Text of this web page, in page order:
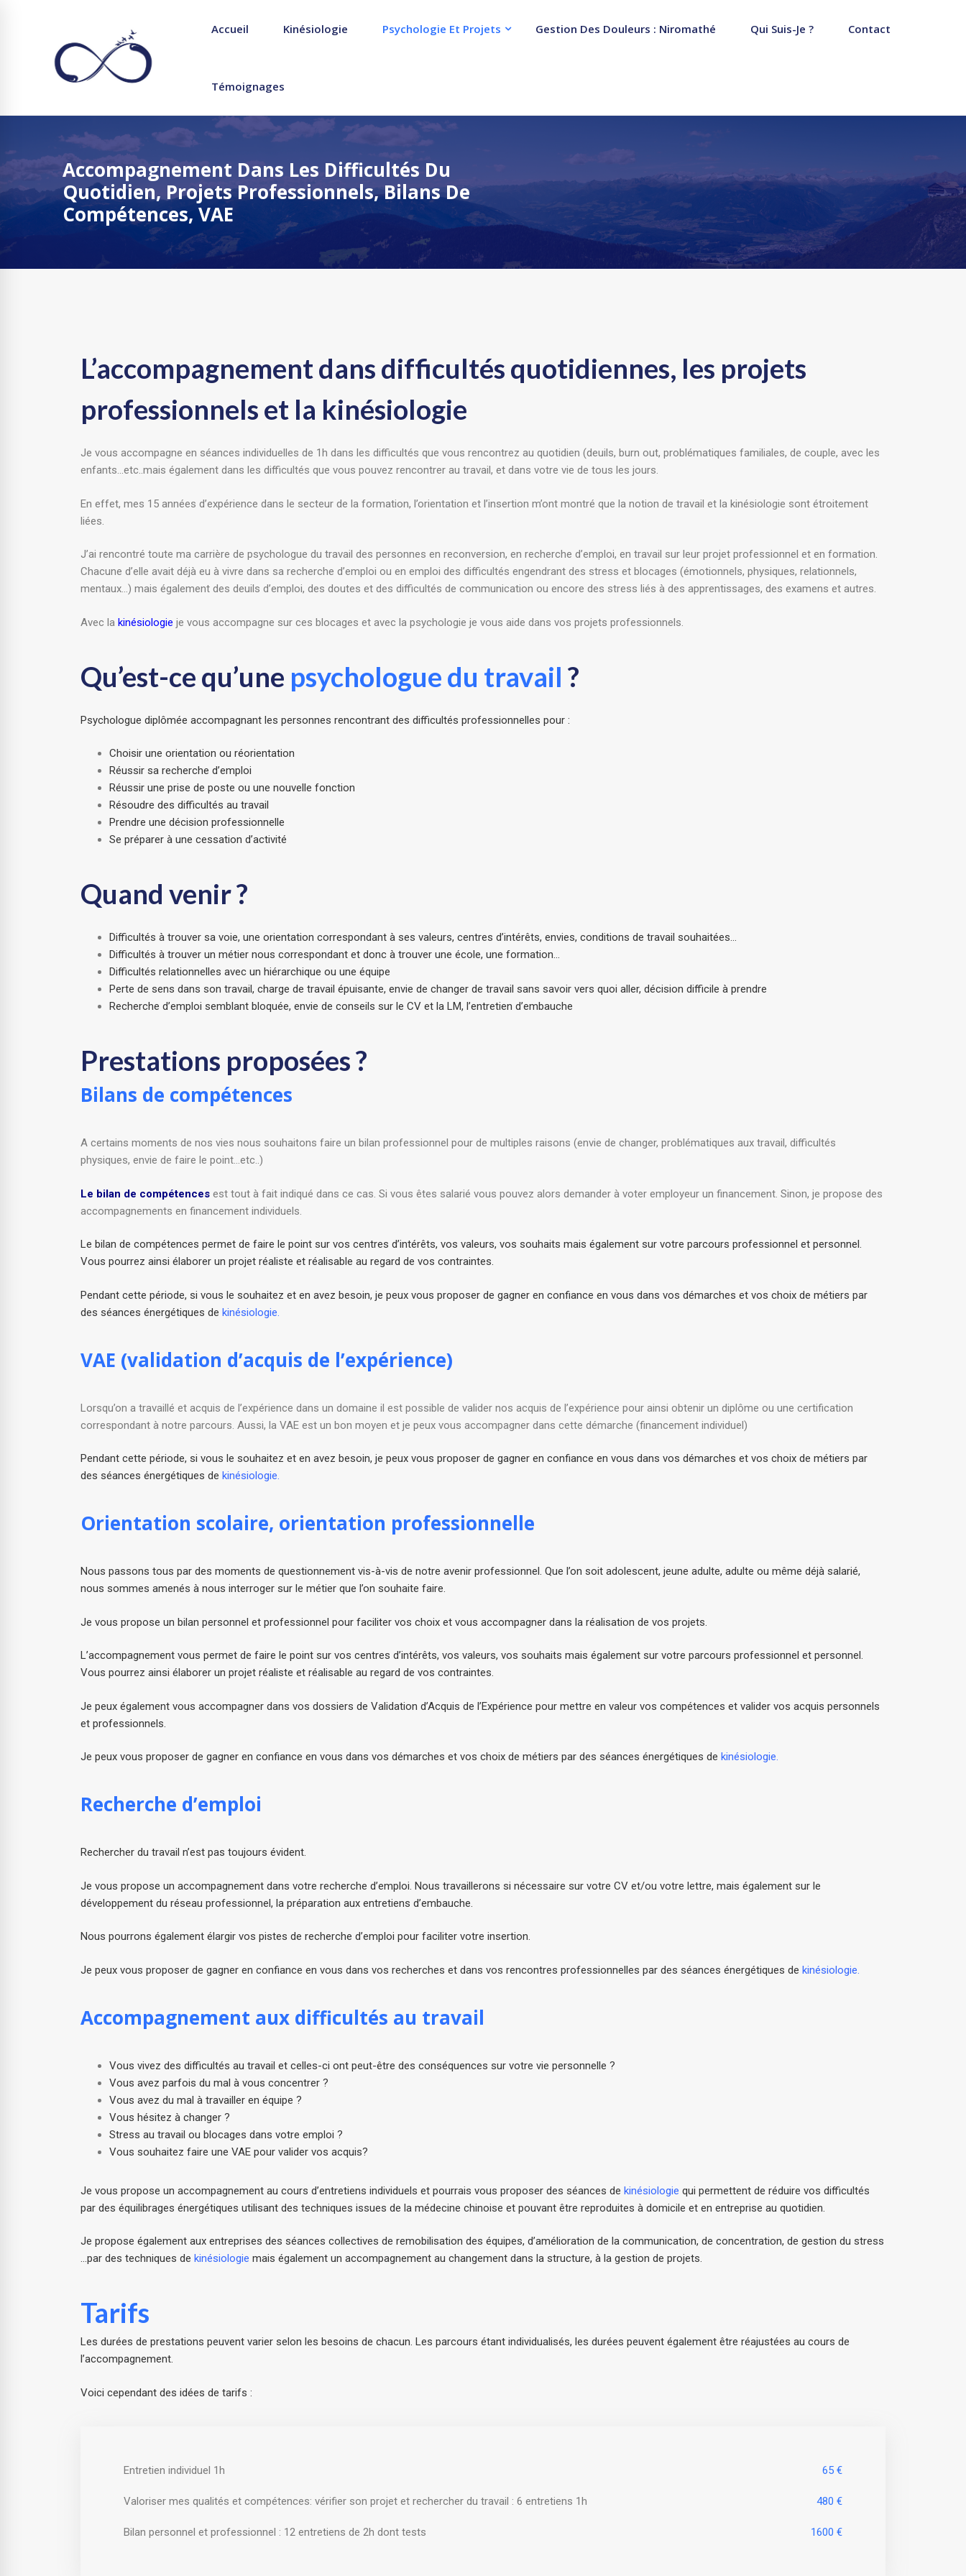
Accueil Kinésiologie Psychologie Et Projets Gestion Des Douleurs : Niromathé Qui Suis-Je ? Contact
Témoignages
Accompagnement Dans Les Difficultés Du
Quotidien, Projets Professionnels, Bilans De
Compétences, VAE
L’accompagnement dans difficultés quotidiennes, les projets
professionnels et la kinésiologie
Je vous accompagne en séances individuelles de 1h dans les difficultés que vous rencontrez au quotidien (deuils, burn out, problématiques familiales, de couple, avec les
enfants…etc..mais également dans les difficultés que vous pouvez rencontrer au travail, et dans votre vie de tous les jours.
En effet, mes 15 années d’expérience dans le secteur de la formation, l’orientation et l’insertion m’ont montré que la notion de travail et la kinésiologie sont étroitement
liées.
J’ai rencontré toute ma carrière de psychologue du travail des personnes en reconversion, en recherche d’emploi, en travail sur leur projet professionnel et en formation.
Chacune d’elle avait déjà eu à vivre dans sa recherche d’emploi ou en emploi des difficultés engendrant des stress et blocages (émotionnels, physiques, relationnels,
mentaux…) mais également des deuils d’emploi, des doutes et des difficultés de communication ou encore des stress liés à des apprentissages, des examens et autres.
Avec la kinésiologie je vous accompagne sur ces blocages et avec la psychologie je vous aide dans vos projets professionnels.
Qu’est-ce qu’une psychologue du travail ?
Psychologue diplômée accompagnant les personnes rencontrant des difficultés professionnelles pour :
Choisir une orientation ou réorientation
Réussir sa recherche d’emploi
Réussir une prise de poste ou une nouvelle fonction
Résoudre des difficultés au travail
Prendre une décision professionnelle
Se préparer à une cessation d’activité
Quand venir ?
Difficultés à trouver sa voie, une orientation correspondant à ses valeurs, centres d’intérêts, envies, conditions de travail souhaitées…
Difficultés à trouver un métier nous correspondant et donc à trouver une école, une formation…
Difficultés relationnelles avec un hiérarchique ou une équipe
Perte de sens dans son travail, charge de travail épuisante, envie de changer de travail sans savoir vers quoi aller, décision difficile à prendre
Recherche d’emploi semblant bloquée, envie de conseils sur le CV et la LM, l’entretien d’embauche
Prestations proposées ?
Bilans de compétences
A certains moments de nos vies nous souhaitons faire un bilan professionnel pour de multiples raisons (envie de changer, problématiques aux travail, difficultés
physiques, envie de faire le point…etc..)
Le bilan de compétences est tout à fait indiqué dans ce cas. Si vous êtes salarié vous pouvez alors demander à voter employeur un financement. Sinon, je propose des
accompagnements en financement individuels.
Le bilan de compétences permet de faire le point sur vos centres d’intérêts, vos valeurs, vos souhaits mais également sur votre parcours professionnel et personnel.
Vous pourrez ainsi élaborer un projet réaliste et réalisable au regard de vos contraintes.
Pendant cette période, si vous le souhaitez et en avez besoin, je peux vous proposer de gagner en confiance en vous dans vos démarches et vos choix de métiers par
des séances énergétiques de kinésiologie.
VAE (validation d’acquis de l’expérience)
Lorsqu’on a travaillé et acquis de l’expérience dans un domaine il est possible de valider nos acquis de l’expérience pour ainsi obtenir un diplôme ou une certification
correspondant à notre parcours. Aussi, la VAE est un bon moyen et je peux vous accompagner dans cette démarche (financement individuel)
Pendant cette période, si vous le souhaitez et en avez besoin, je peux vous proposer de gagner en confiance en vous dans vos démarches et vos choix de métiers par
des séances énergétiques de kinésiologie.
Orientation scolaire, orientation professionnelle
Nous passons tous par des moments de questionnement vis-à-vis de notre avenir professionnel. Que l’on soit adolescent, jeune adulte, adulte ou même déjà salarié,
nous sommes amenés à nous interroger sur le métier que l’on souhaite faire.
Je vous propose un bilan personnel et professionnel pour faciliter vos choix et vous accompagner dans la réalisation de vos projets.
L’accompagnement vous permet de faire le point sur vos centres d’intérêts, vos valeurs, vos souhaits mais également sur votre parcours professionnel et personnel.
Vous pourrez ainsi élaborer un projet réaliste et réalisable au regard de vos contraintes.
Je peux également vous accompagner dans vos dossiers de Validation d’Acquis de l’Expérience pour mettre en valeur vos compétences et valider vos acquis personnels
et professionnels.
Je peux vous proposer de gagner en confiance en vous dans vos démarches et vos choix de métiers par des séances énergétiques de kinésiologie.
Recherche d’emploi
Rechercher du travail n’est pas toujours évident.
Je vous propose un accompagnement dans votre recherche d’emploi. Nous travaillerons si nécessaire sur votre CV et/ou votre lettre, mais également sur le
développement du réseau professionnel, la préparation aux entretiens d’embauche.
Nous pourrons également élargir vos pistes de recherche d’emploi pour faciliter votre insertion.
Je peux vous proposer de gagner en confiance en vous dans vos recherches et dans vos rencontres professionnelles par des séances énergétiques de kinésiologie
Accompagnement aux difficultés au travail
Vous vivez des difficultés au travail et celles-ci ont peut-être des conséquences sur votre vie personnelle ?
Vous avez parfois du mal à vous concentrer ?
Vous avez du mal à travailler en équipe ?
Vous hésitez à changer ?
Stress au travail ou blocages dans votre emploi ?
Vous souhaitez faire une VAE pour valider vos acquis?
Je vous propose un accompagnement au cours d’entretiens individuels et pourrais vous proposer des séances de kinésiologie qui permettent de réduire vos difficultés
par des équilibrages énergétiques utilisant des techniques issues de la médecine chinoise et pouvant être reproduites à domicile et en entreprise au quotidien.
Je propose également aux entreprises des séances collectives de remobilisation des équipes, d’amélioration de la communication, de concentration, de gestion du stress
…par des techniques de kinésiologie mais également un accompagnement au changement dans la structure, à la gestion de projets.
Tarifs
Les durées de prestations peuvent varier selon les besoins de chacun. Les parcours étant individualisés, les durées peuvent également être réajustées au cours de
l’accompagnement.
Voici cependant des idées de tarifs :
Entretien individuel 1h 65 €
Valoriser mes qualités et compétences: vérifier son projet et rechercher du travail : 6 entretiens 1h 480 €
Bilan personnel et professionnel : 12 entretiens de 2h dont tests 1600 €